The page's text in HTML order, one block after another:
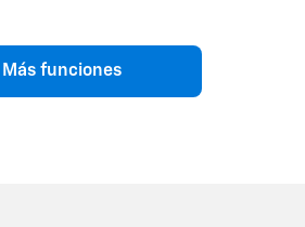
Más funciones